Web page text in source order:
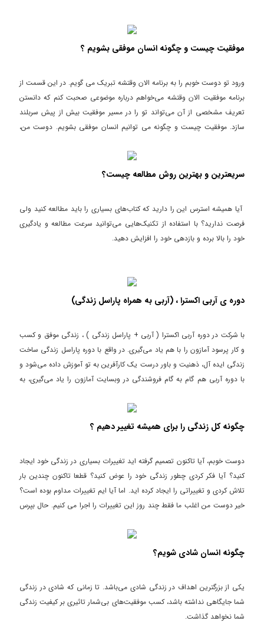
موفقیت چیست و چگونه انسان موفقی بشویم ؟
ورود تو دوست خوبم را به برنامه الان وقتشه تبریک می گویم. در این قسمت از
برنامه موفقیت الان وقتشه می‌خواهم درباره موضوعی صحبت کنم که دانستن
تعریف مشخصی از آن می‌تواند تو را در مسیر موفقیت بیش از پیش سربلند
سازد. موفقیت چیست و چگونه می توانیم انسان موفقی بشویم. دوست من،
می‌گردد در این مسیر دچار مشکل بشویم. ما باید بدانیم که موفقیت از جنس
نگرش است و حسی است که آن را در ذهن خود پرورش داده و باور می‌کنیم.
سریعترین و بهترین روش مطالعه چیست؟
آیا همیشه استرس این را دارید که کتاب‌های بسیاری را باید مطالعه کنید ولی
فرصت ندارید؟ با استفاده از تکنیک‌هایی می‌توانید سرعت مطالعه و یادگیری
خود را بالا برده و بازدهی خود را افزایش دهید.
دوره ی آربی اکسترا ، (آربی به همراه پاراسل زندگی)
با شرکت در دوره آربی اکسترا ( آربی + پاراسل زندگی ) ، زندگی موفق و کسب
و کار پرسود آمازون را با هم یاد می‌گیری. در واقع با دوره پاراسل زندگی ساخت
زندگی ایده آل، ذهنیت و باور درست یک کارآفرین به تو آموزش داده می‌شود و
با دوره آربی هم گام به گام فروشندگی در وبسایت آمازون را یاد می‌گیری، به
این دو دوره اهداف مادی و غیر مادی خود را محقق می‌کنی و به دنبال آن
زندگی و کسب کار ایده‌آل خودت را می‌سازی.
چگونه کل زندگی را برای همیشه تغییر دهیم ؟
دوست خوبم، آیا تاکنون تصمیم گرفته اید تغییرات بسیاری در زندگی خود ایجاد
کنید؟ آیا فکر کردی چطور زندگی خود را عوض کنید؟ قطعا تاکنون چندین بار
تلاش کردی و تغییراتی را ایجاد کرده اید. اما آیا ایم تغییرات مداوم بوده است؟
خیر دوست من اغلب ما فقط چند روز این تغییرات را اجرا می کنیم. حال بپرس
چگونه انسان شادی شویم؟
یکی از بزرگترین اهداف در زندگی شادی می‌باشد. تا زمانی که شادی در زندگی
شما جایگاهی نداشته باشد، کسب موفقیت‌های بی‌شمار تاثیری بر کیفیت زندگی
شما نخواهد گذاشت.